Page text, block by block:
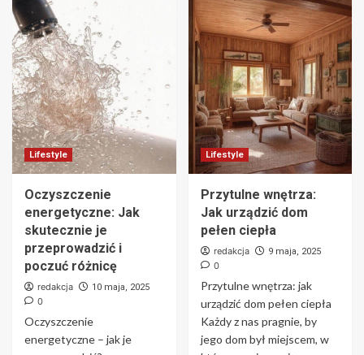
Lifestyle
Oczyszczenie
energetyczne: Jak
skutecznie je
przeprowadzić i
poczuć różnicę
redakcja 10 maja, 2025
0
Oczyszczenie
energetyczne – jak je
Lifestyle
Przytulne wnętrza:
Jak urządzić dom
pełen ciepła
redakcja 9 maja, 2025
0
Przytulne wnętrza: jak
urządzić dom pełen ciepła
Każdy z nas pragnie, by
jego dom był miejscem, w